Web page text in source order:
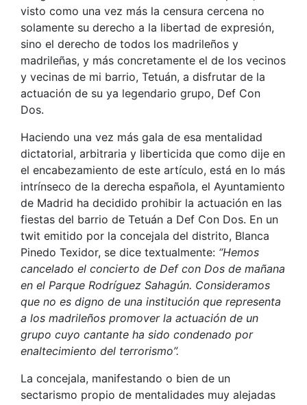
visto como una vez más la censura cercena no
solamente su derecho a la libertad de expresión,
sino el derecho de todos los madrileños y
madrileñas, y más concretamente el de los vecinos
y vecinas de mi barrio, Tetuán, a disfrutar de la
actuación de su ya legendario grupo, Def Con
Dos.
Haciendo una vez más gala de esa mentalidad
dictatorial, arbitraria y liberticida que como dije en
el encabezamiento de este artículo, está en lo más
intrínseco de la derecha española, el Ayuntamiento
de Madrid ha decidido prohibir la actuación en las
fiestas del barrio de Tetuán a Def Con Dos. En un
twit emitido por la concejala del distrito, Blanca
Pinedo Texidor, se dice textualmente: “Hemos
cancelado el concierto de Def con Dos de mañana
en el Parque Rodríguez Sahagún. Consideramos
que no es digno de una institución que representa
a los madrileños promover la actuación de un
grupo cuyo cantante ha sido condenado por
enaltecimiento del terrorismo”.
La concejala, manifestando o bien de un
sectarismo propio de mentalidades muy alejadas